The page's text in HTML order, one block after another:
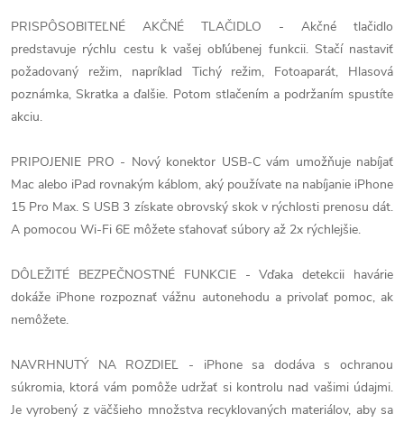
PRISPÔSOBITEĽNÉ AKČNÉ TLAČIDLO - Akčné tlačidlo
predstavuje rýchlu cestu k vašej obľúbenej funkcii. Stačí nastaviť
požadovaný režim, napríklad Tichý režim, Fotoaparát, Hlasová
poznámka, Skratka a ďalšie. Potom stlačením a podržaním spustíte
akciu.
PRIPOJENIE PRO - Nový konektor USB-C vám umožňuje nabíjať
Mac alebo iPad rovnakým káblom, aký používate na nabíjanie iPhone
15 Pro Max. S USB 3 získate obrovský skok v rýchlosti prenosu dát.
A pomocou Wi-Fi 6E môžete sťahovať súbory až 2x rýchlejšie.
DÔLEŽITÉ BEZPEČNOSTNÉ FUNKCIE - Vďaka detekcii havárie
dokáže iPhone rozpoznať vážnu autonehodu a privolať pomoc, ak
nemôžete.
NAVRHNUTÝ NA ROZDIEĽ - iPhone sa dodáva s ochranou
súkromia, ktorá vám pomôže udržať si kontrolu nad vašimi údajmi.
Je vyrobený z väčšieho množstva recyklovaných materiálov, aby sa